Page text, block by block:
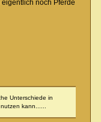
noch Pferde
Unterschiede in
kann......